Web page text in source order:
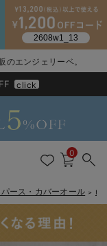
戻る
戻る
戻る
戻る
戻る
戻る
戻る
戻る
戻る
戻る
戻る
戻る
戻る
戻る
戻る
戻る
戻る
戻る
戻る
戻る
戻る
エンジェリーベ。
で送料無料
click
0
パース・カバーオール ＞